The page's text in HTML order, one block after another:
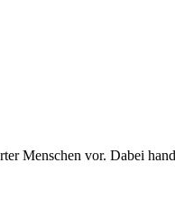
Menschen vor. Dabei